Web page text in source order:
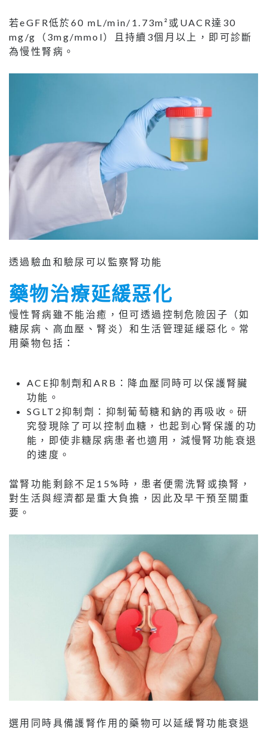
若eGFR低於60 mL/min/1.73m²或UACR達30
mg/g（3mg/mmol）且持續3個月以上，即可診斷
為慢性腎病。
透過驗血和驗尿可以監察腎功能
藥物治療延緩惡化
慢性腎病雖不能治癒，但可透過控制危險因子（如
糖尿病、高血壓、腎炎）和生活管理延緩惡化。常
用藥物包括：
ACE抑制劑和ARB：降血壓同時可以保護腎臟
功能。
SGLT2抑制劑：抑制葡萄糖和鈉的再吸收。研
究發現除了可以控制血糖，也起到心腎保護的功
能，即使非糖尿病患者也適用，減慢腎功能衰退
的速度。
當腎功能剩餘不足15%時，患者便需洗腎或換腎，
對生活與經濟都是重大負擔，因此及早干預至關重
要。
選用同時具備護腎作用的藥物可以延緩腎功能衰退